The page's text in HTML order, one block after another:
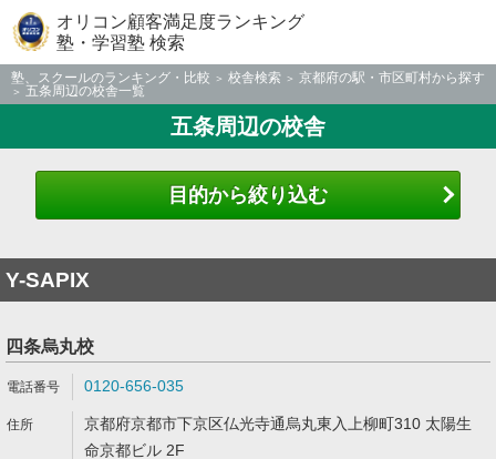
オリコン顧客満足度ランキング
塾・学習塾 検索
塾、スクールのランキング・比較 校舎検索
京都府の駅・市区町村から探す
五条周辺の校舎一覧
五条周辺の校舎
目的から絞り込む
Y-SAPIX
四条烏丸校
0120-656-035
京都府京都市下京区仏光寺通烏丸東入上柳町310 太陽生
命京都ビル 2F